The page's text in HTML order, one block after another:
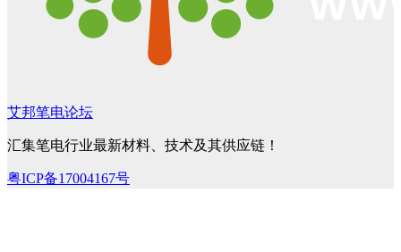
艾邦笔电论坛
汇集笔电行业最新材料、技术及其供应链！
粤ICP备17004167号